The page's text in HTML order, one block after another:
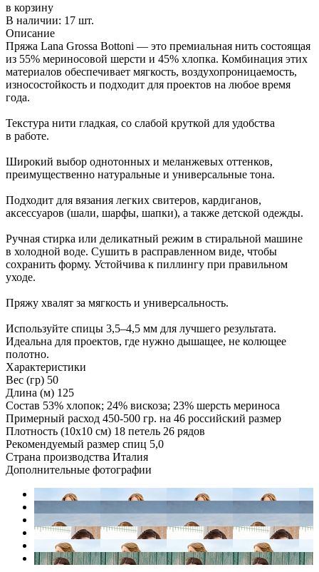
в корзину
В наличии: 17 шт.
Описание
Пряжа Lana Grossa Bottoni — это премиальная нить состоящая
из 55% мериносовой шерсти и 45% хлопка. Комбинация этих
материалов обеспечивает мягкость, воздухопроницаемость,
износостойкость и подходит для проектов на любое время
года.
Текстура нити гладкая, со слабой круткой для удобства
в работе.
Широкий выбор однотонных и меланжевых оттенков,
преимущественно натуральные и универсальные тона.
Подходит для вязания легких свитеров, кардиганов,
аксессуаров (шали, шарфы, шапки), а также детской одежды.
Ручная стирка или деликатный режим в стиральной машине
в холодной воде. Сушить в расправленном виде, чтобы
сохранить форму. Устойчива к пиллингу при правильном
уходе.
Пряжу хвалят за мягкость и универсальность.
Используйте спицы 3,5–4,5 мм для лучшего результата.
Идеальна для проектов, где нужно дышащее, не колющее
полотно.
Характеристики
Вес (гр) 50
Длина (м) 125
Состав 53% хлопок; 24% вискоза; 23% шерсть мериноса
Примерный расход 450-500 гр. на 46 российский размер
Плотность (10x10 см) 18 петель 26 рядов
Рекомендуемый размер спиц 5,0
Страна производства Италия
Дополнительные фотографии